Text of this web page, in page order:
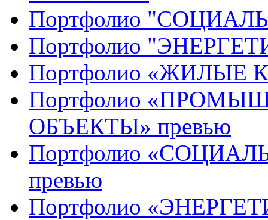
Портфолио
Портфолио
Портфолио «ЖИЛЫЕ
Портфолио
ОБЪЕКТЫ» превью
Портфолио
превью
Портфолио